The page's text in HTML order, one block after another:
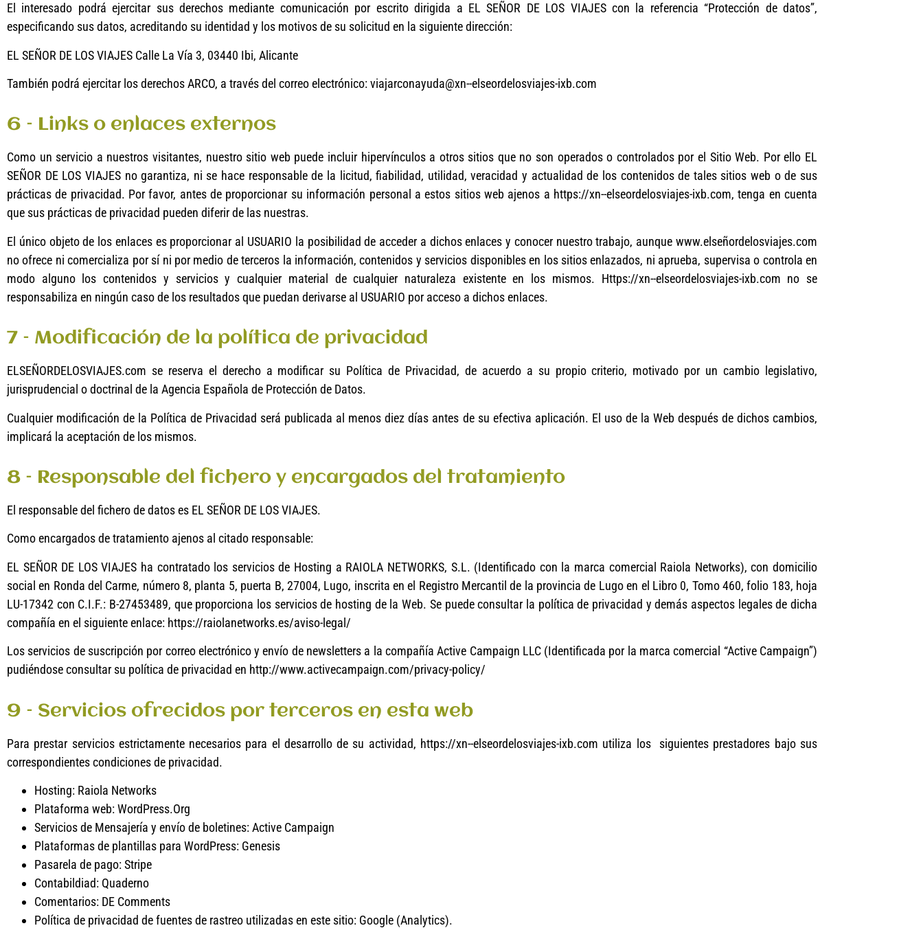
El interesado podrá ejercitar sus derechos mediante comunicación por escrito dirigida a EL SEÑOR DE LOS VIAJES con la referencia “Protección de datos”,
especificando sus datos, acreditando su identidad y los motivos de su solicitud en la siguiente dirección:
EL SEÑOR DE LOS VIAJES Calle La Vía 3, 03440 Ibi, Alicante
También podrá ejercitar los derechos ARCO, a través del correo electrónico: viajarconayuda@xn--elseordelosviajes-ixb.com
6 – Links o enlaces externos
Como un servicio a nuestros visitantes, nuestro sitio web puede incluir hipervínculos a otros sitios que no son operados o controlados por el Sitio Web. Por ello EL
SEÑOR DE LOS VIAJES no garantiza, ni se hace responsable de la licitud, fiabilidad, utilidad, veracidad y actualidad de los contenidos de tales sitios web o de sus
prácticas de privacidad. Por favor, antes de proporcionar su información personal a estos sitios web ajenos a https://xn--elseordelosviajes-ixb.com, tenga en cuenta
que sus prácticas de privacidad pueden diferir de las nuestras.
El único objeto de los enlaces es proporcionar al USUARIO la posibilidad de acceder a dichos enlaces y conocer nuestro trabajo, aunque www.elseñordelosviajes.com
no ofrece ni comercializa por sí ni por medio de terceros la información, contenidos y servicios disponibles en los sitios enlazados, ni aprueba, supervisa o controla en
modo alguno los contenidos y servicios y cualquier material de cualquier naturaleza existente en los mismos. Https://xn--elseordelosviajes-ixb.com no se
responsabiliza en ningún caso de los resultados que puedan derivarse al USUARIO por acceso a dichos enlaces.
7 – Modificación de la política de privacidad
ELSEÑORDELOSVIAJES.com se reserva el derecho a modificar su Política de Privacidad, de acuerdo a su propio criterio, motivado por un cambio legislativo,
jurisprudencial o doctrinal de la Agencia Española de Protección de Datos.
Cualquier modificación de la Política de Privacidad será publicada al menos diez días antes de su efectiva aplicación. El uso de la Web después de dichos cambios,
implicará la aceptación de los mismos.
8 – Responsable del fichero y encargados del tratamiento
El responsable del fichero de datos es EL SEÑOR DE LOS VIAJES.
Como encargados de tratamiento ajenos al citado responsable:
EL SEÑOR DE LOS VIAJES ha contratado los servicios de Hosting a RAIOLA NETWORKS, S.L. (Identificado con la marca comercial Raiola Networks), con domicilio
social en Ronda del Carme, número 8, planta 5, puerta B, 27004, Lugo, inscrita en el Registro Mercantil de la provincia de Lugo en el Libro 0, Tomo 460, folio 183, hoja
LU-17342 con C.I.F.: B-27453489, que proporciona los servicios de hosting de la Web. Se puede consultar la política de privacidad y demás aspectos legales de dicha
compañía en el siguiente enlace: https://raiolanetworks.es/aviso-legal/
Los servicios de suscripción por correo electrónico y envío de newsletters a la compañía Active Campaign LLC (Identificada por la marca comercial “Active Campaign”)
pudiéndose consultar su política de privacidad en http://www.activecampaign.com/privacy-policy/
9 – Servicios ofrecidos por terceros en esta web
Para prestar servicios estrictamente necesarios para el desarrollo de su actividad, https://xn--elseordelosviajes-ixb.com utiliza los siguientes prestadores bajo sus
correspondientes condiciones de privacidad.
Hosting: Raiola Networks
Plataforma web: WordPress.Org
Servicios de Mensajería y envío de boletines: Active Campaign
Plataformas de plantillas para WordPress: Genesis
Pasarela de pago: Stripe
Contabildiad: Quaderno
Comentarios: DE Comments
Política de privacidad de fuentes de rastreo utilizadas en este sitio: Google (Analytics).